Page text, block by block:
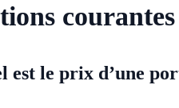
est le prix d’une